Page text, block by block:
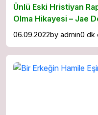
Ünlü Eski Hristiyan
Olma Hikayesi – Jae
06.09.2022by admin0 dk